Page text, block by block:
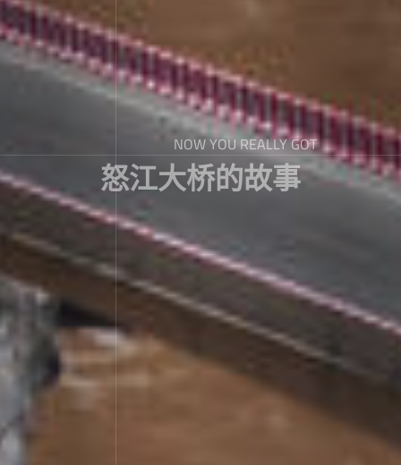
NOW YOU REALLY GOT
怒江大桥的故事